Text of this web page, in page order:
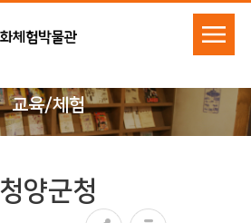
교육/체험
청양군청